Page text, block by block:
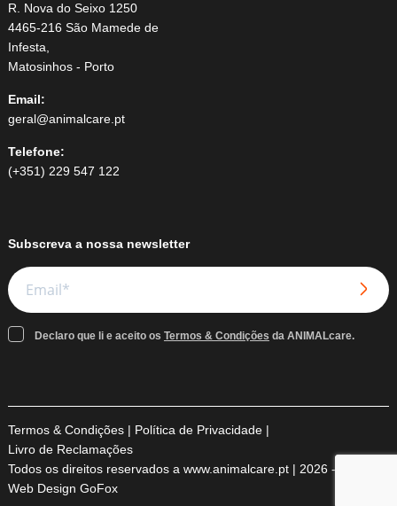
R. Nova do Seixo 1250
4465-216 São Mamede de
Infesta,
Matosinhos - Porto
Email:
geral@animalcare.pt
Telefone:
(+351) 229 547 122
Subscreva a nossa newsletter
Declaro que li e aceito os Termos & Condições da ANIMALcare.
Termos & Condições| Política de Privacidade|
Livro de Reclamações
Todos os direitos reservados a www.animalcare.pt | 2026 -
Web Design GoFox